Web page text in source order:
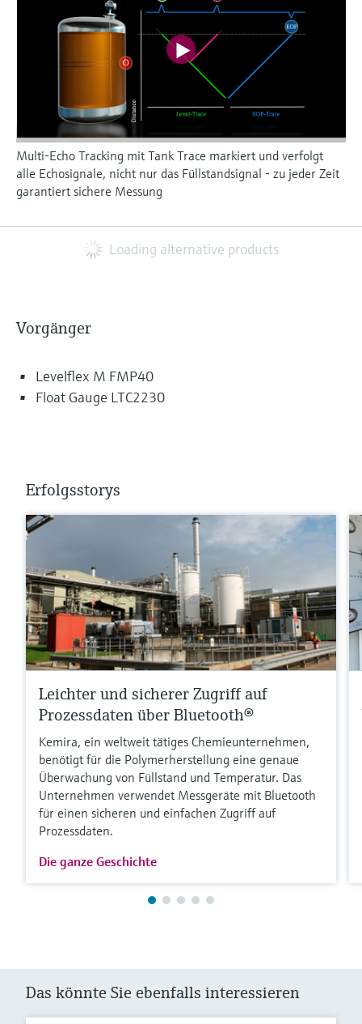
Multi-Echo Tracking mit Tank Trace markiert und verfolgt
alle Echosignale, nicht nur das Füllstandsignal - zu jeder Zeit
garantiert sichere Messung
Loading alternative products
Vorgänger
Levelflex M FMP40
Float Gauge LTC2230
Erfolgsstorys
Leichter und sicherer Zugriff auf
Prozessdaten über Bluetooth®
Kemira, ein weltweit tätiges Chemieunternehmen,
benötigt für die Polymerherstellung eine genaue
Überwachung von Füllstand und Temperatur. Das
Unternehmen verwendet Messgeräte mit Bluetooth
für einen sicheren und einfachen Zugriff auf
Prozessdaten.
Die ganze Geschichte
Das könnte Sie ebenfalls interessieren